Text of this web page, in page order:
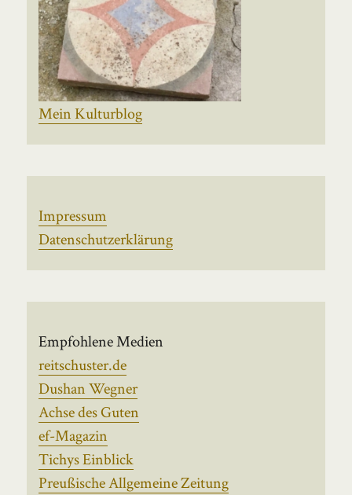
Mein Kulturblog
Impressum
Datenschutzerklärung
Empfohlene Medien
reitschuster.de
Dushan Wegner
Achse des Guten
ef-Magazin
Tichys Einblick
Preußische Allgemeine Zeitung